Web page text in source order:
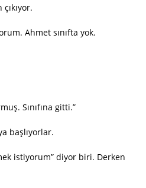
Ahmet sınıfta yok.
Sınıfına gitti.”
başlıyorlar.
istiyorum” diyor biri. Derken